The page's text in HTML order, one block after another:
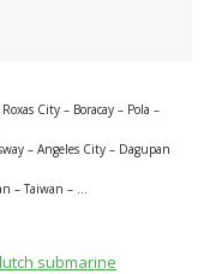
City – Boracay – Pola –
– Angeles City – Dagupan
– Taiwan – …
submarine